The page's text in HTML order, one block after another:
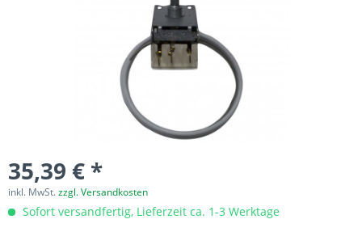
35,39 € *
inkl. MwSt.zzgl. Versandkosten
Sofort versandfertig, Lieferzeit ca. 1-3 Werktage